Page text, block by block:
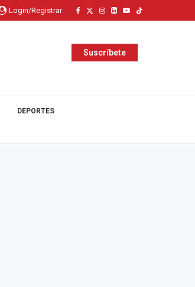
Login/Registrar
Suscríbete
DEPORTES